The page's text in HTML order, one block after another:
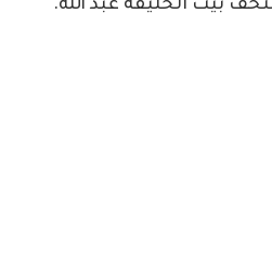
بيت الخليفة عبد الله.